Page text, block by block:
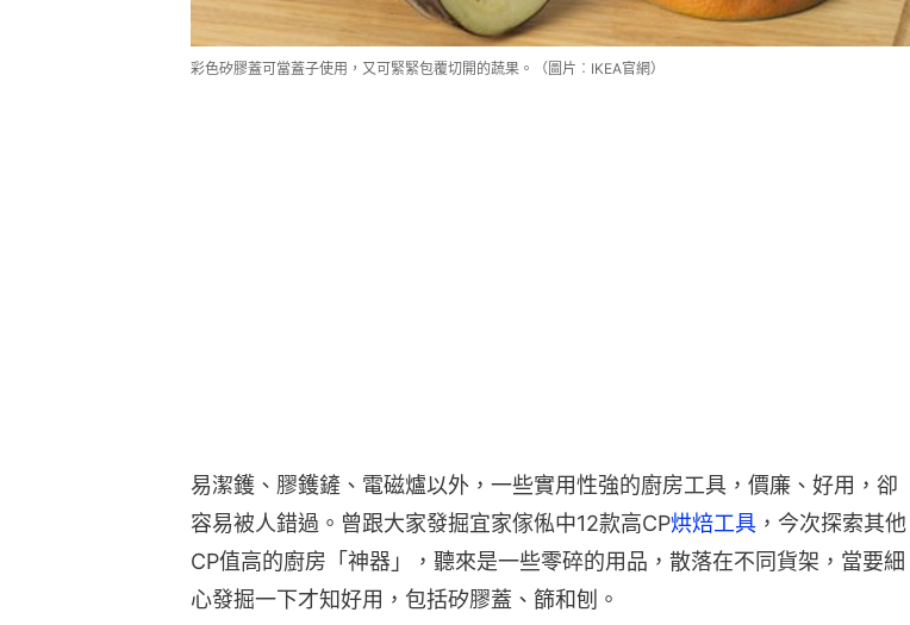
彩色矽膠蓋可當蓋子使用，又可緊緊包覆切開的蔬果。（圖片︰IKEA官網）
易潔鑊、膠鑊鏟、電磁爐以外，一些實用性強的廚房工具，價廉、好用，卻
容易被人錯過。曾跟大家發掘宜家傢俬中12款高CP烘焙工具 ，今次探索其他
CP值高的廚房「神器」，聽來是一些零碎的用品，散落在不同貨架，當要細
心發掘一下才知好用，包括矽膠蓋、篩和刨。